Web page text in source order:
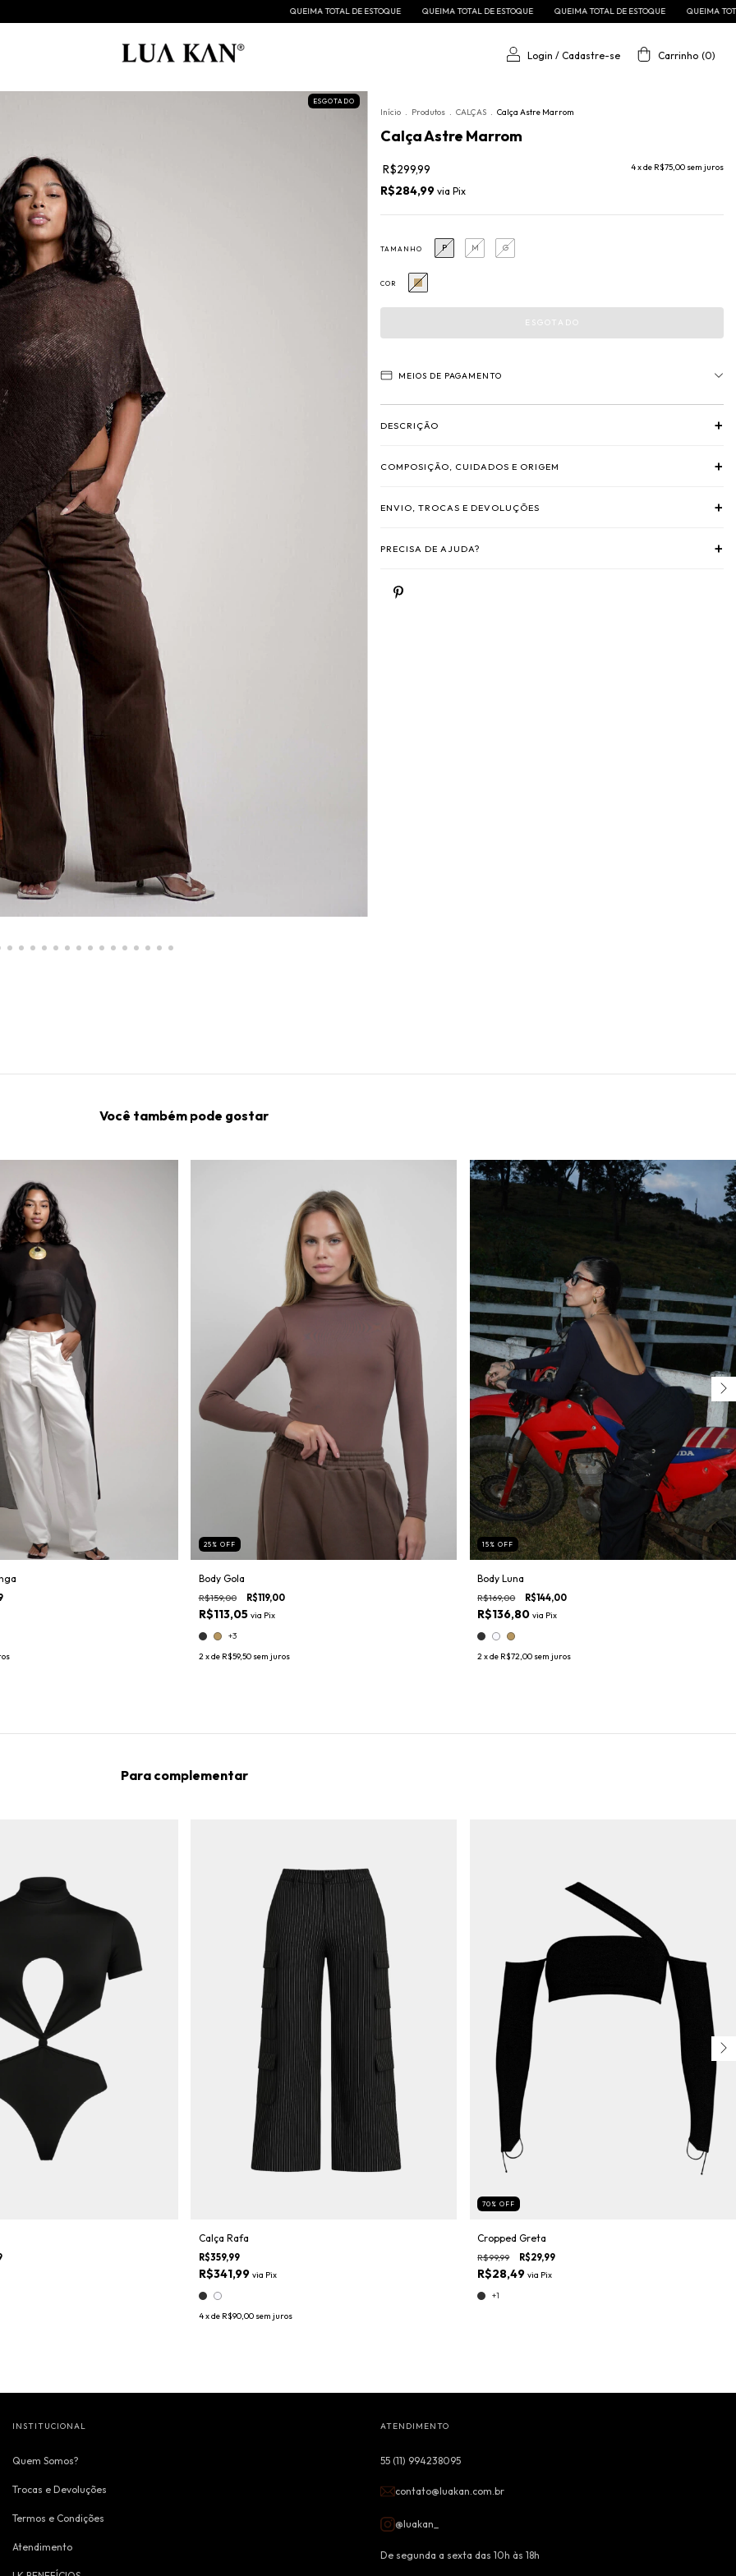
QUEIMA TOTAL DE ESTOQUE QUEIMA TOTAL DE ESTOQUE QUEIMA TOTAL DE ESTOQUE QUEIMA TOTAL DE ESTOQUE
Login / Cadastre-se Carrinho (0)
ESGOTADO
Início . Produtos . CALÇAS . Calça Astre Marrom
Calça Astre Marrom
R$299,99 4x de R$75,00 sem juros
R$284,99 via Pix
TAMANHO P M G
COR
MEIOS DE PAGAMENTO
DESCRIÇÃO +
COMPOSIÇÃO, CUIDADOS E ORIGEM +
ENVIO, TROCAS E DEVOLUÇÕES +
PRECISA DE AJUDA? +
Você também pode gostar
25 % OFF
Body Gola
R$159,00 R$119,00
R$113,05 via Pix
+3
2x de R$59,50 sem juros
15 %OFF
Body Luna
R$169,00 R$144,00
R$136,80via Pix
2x de R$72,00 sem juros
Para complementar
Calça Rafa
R$359,99
R$341,99 via Pix
4x de R$90,00 sem juros
70 %OFF
Cropped Greta
R$99,99 R$29,99
R$28,49via Pix
+1
INSTITUCIONAL
Quem Somos?
Trocas e Devoluções
Termos e Condições
Atendimento
ATENDIMENTO
55 (11) 994238095
contato@luakan.com.br
@luakan_
De segunda a sexta das 10h às 18h